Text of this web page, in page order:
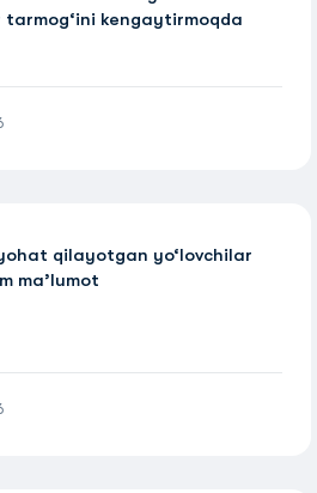
tarmog‘ini kengaytirmoqda
qilayotgan yo‘lovchilar
ma’lumot